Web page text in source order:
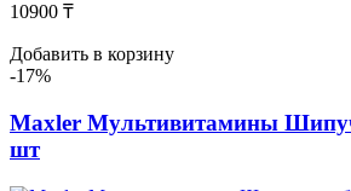
10900 ₸
Добавить в корзину
-17%
Maxler Мультивитамины
шт